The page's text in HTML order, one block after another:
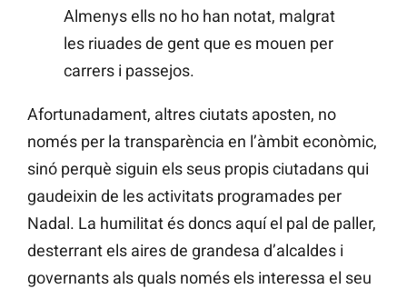
Almenys ells no ho han notat, malgrat
les riuades de gent que es mouen per
carrers i passejos.
Afortunadament, altres ciutats aposten, no
només per la transparència en l’àmbit econòmic,
sinó perquè siguin els seus propis ciutadans qui
gaudeixin de les activitats programades per
Nadal. La humilitat és doncs aquí el pal de paller,
desterrant els aires de grandesa d’alcaldes i
governants als quals només els interessa el seu